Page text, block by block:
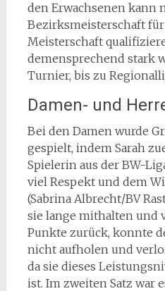
den Erwachsenen kann
Bezirksmeisterschaft für
Meisterschaft
demensprechend stark
Turnier, bis zu
Damen- und
Bei den Damen wurde
gespielt, indem Sarah
Spielerin aus der BW-
viel Respekt und dem
(Sabrina Albrecht/BV
sie lange mithalten und
Punkte zurück, konnte
nicht aufholen und
da sie dieses
ist. Im zweiten Satz war